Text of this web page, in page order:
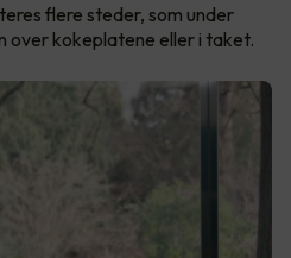
flere steder, som under
kokeplatene eller i taket.